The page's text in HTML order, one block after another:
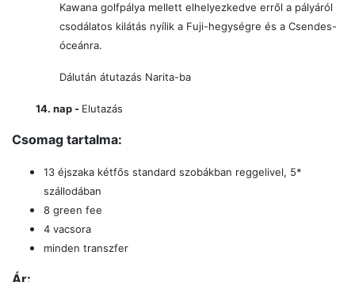
Kawana golfpálya mellett elhelyezkedve erről a pályáról
csodálatos kilátás nyílik a Fuji-hegységre és a Csendes-
óceánra.
Dálután átutazás Narita-ba
14. nap - Elutazás
Csomag tartalma:
13 éjszaka kétfős standard szobákban reggelivel, 5*
szállodában
8 green fee
4 vacsora
minden transzfer
Ár: